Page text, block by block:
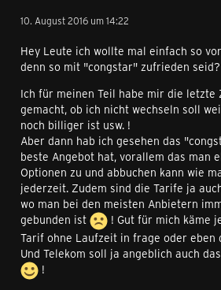
10. August 2016 um 14:22
Hey Leute ich wollte mal einfach so
denn so mit "congstar" zufrieden seid?
Ich für meinen Teil habe mir die letzte
gemacht, ob ich nicht wechseln soll
noch billiger ist usw. !
Aber dann hab ich gesehen das
beste Angebot hat, vorallem das man
Optionen zu und abbuchen kann wie
jederzeit. Zudem sind die Tarife ja
wo man bei den meisten Anbietern
gebunden ist
! Gut für mich käme
Tarif ohne Laufzeit in frage oder eben
Und Telekom soll ja angeblich auch
!